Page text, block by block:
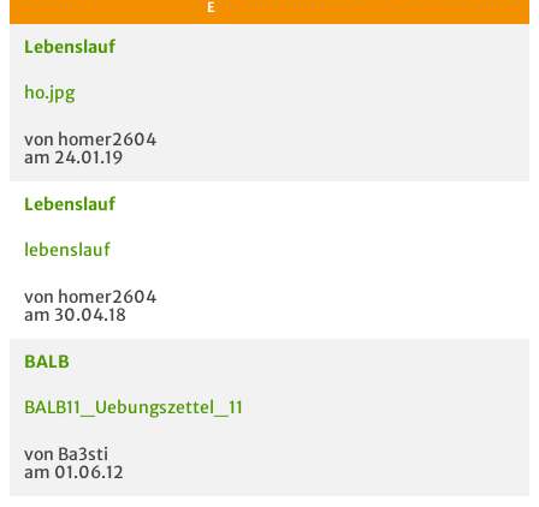
MODULE
Lebenslauf
ho.jpg
von homer2604
am 24.01.19
Lebenslauf
lebenslauf
von homer2604
am 30.04.18
BALB
BALB11_Uebungszettel_11
von Ba3sti
am 01.06.12